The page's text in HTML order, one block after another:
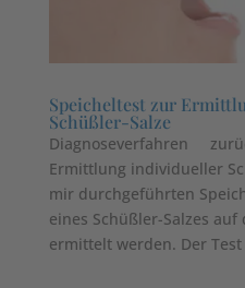
Speicheltest zur
Schüßler-Salze
Diagnoseverfahren
Ermittlung individueller
mir durchgeführten
eines Schüßler-Salzes
ermittelt werden. Der